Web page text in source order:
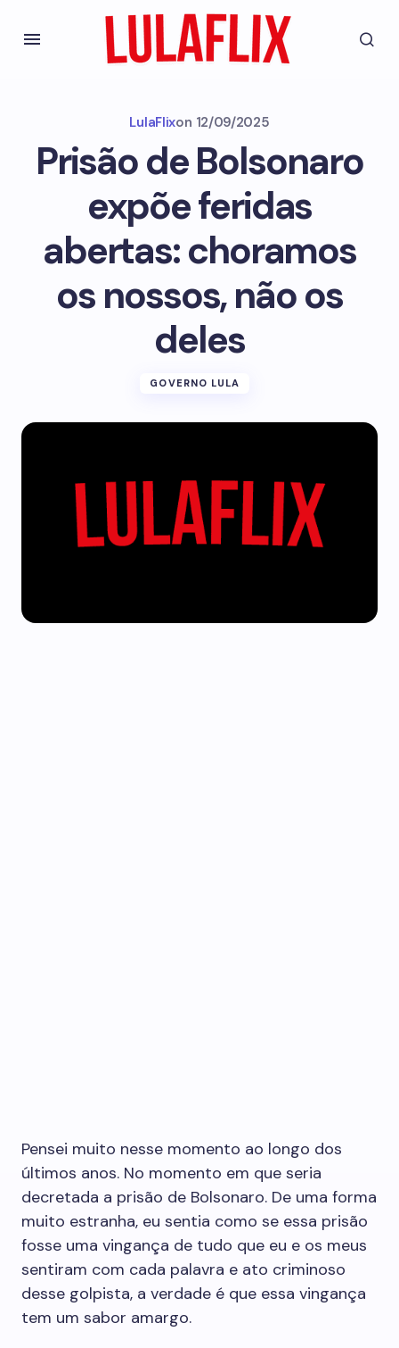
LulaFlixon 12/09/2025
Prisão de Bolsonaro
expõe feridas
abertas: choramos
os nossos, não os
deles
GOVERNO LULA
Pensei muito nesse momento ao longo dos
últimos anos. No momento em que seria
decretada a prisão de Bolsonaro. De uma forma
muito estranha, eu sentia como se essa prisão
fosse uma vingança de tudo que eu e os meus
sentiram com cada palavra e ato criminoso
desse golpista, a verdade é que essa vingança
tem um sabor amargo.